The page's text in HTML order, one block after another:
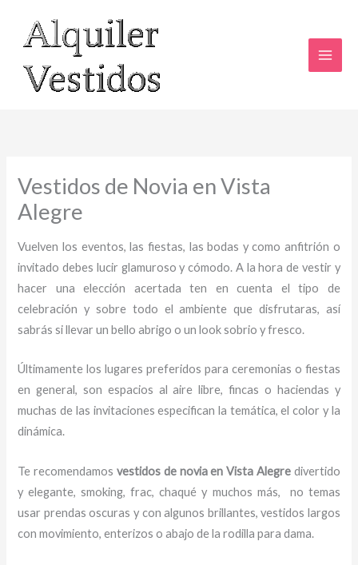
contenido
Vestidos de Novia en Vista
Alegre
Vuelven los eventos, las fiestas, las bodas y como anfitrión o
invitado debes lucir glamuroso y cómodo. A la hora de vestir y
hacer una elección acertada ten en cuenta el tipo de
celebración y sobre todo el ambiente que disfrutaras, así
sabrás si llevar un bello abrigo o un look sobrio y fresco.
Últimamente los lugares preferidos para ceremonias o fiestas
en general, son espacios al aire libre, fincas o haciendas y
muchas de las invitaciones especifican la temática, el color y la
dinámica.
Te recomendamos vestidos de noviaen Vista Alegre divertido
y elegante, smoking, frac, chaqué y muchos más,
no temas
usar prendas oscuras y con algunos brillantes, vestidos largos
con movimiento, enterizos o abajo de la rodilla para dama.